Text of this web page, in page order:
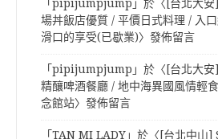
「pipijumpjump 」於〈 [台北大
場丼飯店優質 / 平價日式料理 / 入
滑口的享受(已歇業)〉發佈留言
「pipijumpjump 」於〈 [台北大
精釀啤酒餐廳 / 地中海異國風情輕
念館站〉發佈留言
「TAN MI LADY」於〈 [台北中山